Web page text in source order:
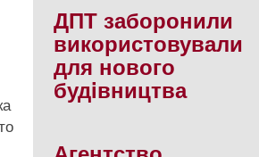
ДПТ заборонили
використовували
для нового
будiвництва